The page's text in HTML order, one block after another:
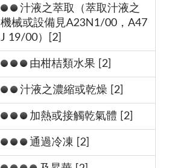
汁液之萃取（萃取汁液之
機械或設備見A23N1/00，A47
J 19/00）[2]
由柑桔類水果 [2]
汁液之濃縮或乾燥 [2]
加熱或接觸乾氣體 [2]
通過冷凍 [2]